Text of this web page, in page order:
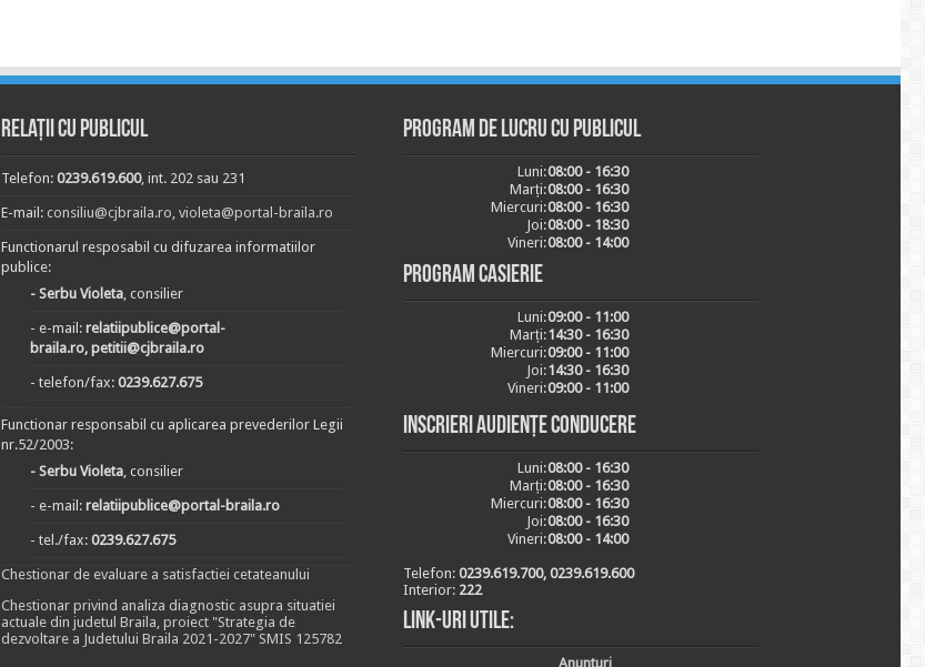
Relații cu publicul
Telefon: 0239.619.600, int. 202 sau 231
E-mail: consiliu@cjbraila.ro, violeta@portal-braila.ro
Functionarul resposabil cu difuzarea informatiilor
publice:
- Serbu Violeta, consilier
- e-mail: relatiipublice@portal-
braila.ro, petitii@cjbraila.ro
- telefon/fax: 0239.627.675
Functionar responsabil cu aplicarea prevederilor Legii
nr.52/2003:
- Serbu Violeta, consilier
- e-mail: relatiipublice@portal-braila.ro
- tel./fax: 0239.627.675
Chestionar de evaluare a satisfactiei cetateanului
Chestionar privind analiza diagnostic asupra situatiei
actuale din judetul Braila, proiect "Strategia de
dezvoltare a Judetului Braila 2021-2027" SMIS 125782
Program de lucru cu publicul
Luni:08:00 - 16:30
Marți:08:00 - 16:30
Miercuri:08:00 - 16:30
Joi:08:00 - 18:30
Vineri:08:00 - 14:00
Program casierie
Luni:09:00 - 11:00
Marți:14:30 - 16:30
Miercuri:09:00 - 11:00
Joi:14:30 - 16:30
Vineri:09:00 - 11:00
Inscrieri audiențe conducere
Luni:08:00 - 16:30
Marți:08:00 - 16:30
Miercuri:08:00 - 16:30
Joi:08:00 - 16:30
Vineri:08:00 - 14:00
Telefon: 0239.619.700, 0239.619.600
Interior: 222
Link-uri utile:
Anunturi